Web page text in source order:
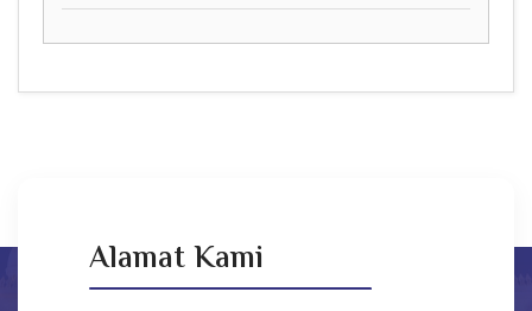
Alamat Kami